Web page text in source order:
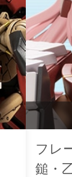
フレ
鎚・